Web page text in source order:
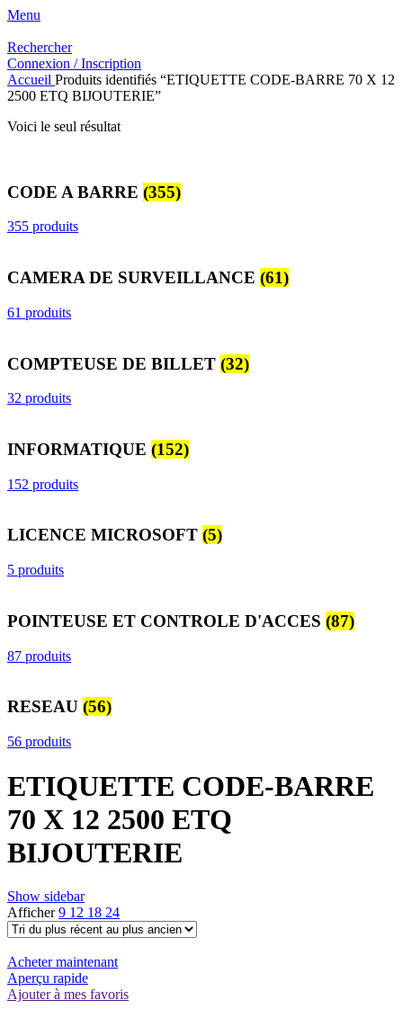
Menu
Rechercher
Connexion / Inscription
Accueil Produits identifiés “ETIQUETTE CODE-BARRE 70 X 12
2500 ETQ BIJOUTERIE”
Voici le seul résultat
CODE A BARRE (355)
355 produits
CAMERA DE SURVEILLANCE (61)
61 produits
COMPTEUSE DE BILLET (32)
32 produits
INFORMATIQUE (152)
152 produits
LICENCE MICROSOFT (5)
5 produits
POINTEUSE ET CONTROLE D'ACCES (87)
87 produits
RESEAU (56)
56 produits
ETIQUETTE CODE-BARRE
70 X 12 2500 ETQ
BIJOUTERIE
Show sidebar
Afficher9 12 18 24
Acheter maintenant
Aperçu rapide
Ajouter à mes favoris